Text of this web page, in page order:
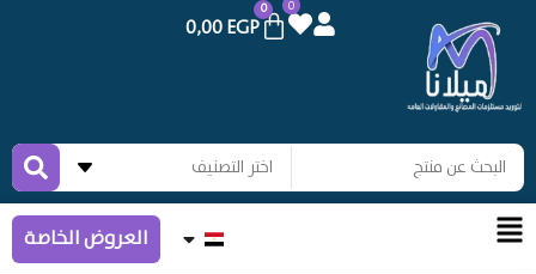
0
0,00EGP
0
العروض الخاصة